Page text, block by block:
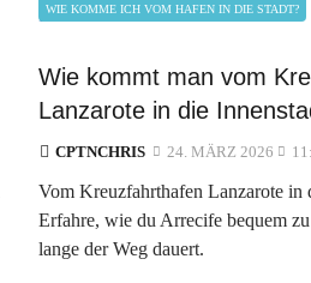
WIE KOMME ICH VOM HAFEN IN DIE STADT?
Wie kommt man vom
Lanzarote in die
CPTNCHRIS 24. MÄRZ 2026
Vom Kreuzfahrthafen Lanzarote in
Erfahre, wie du Arrecife bequem
lange der Weg dauert.